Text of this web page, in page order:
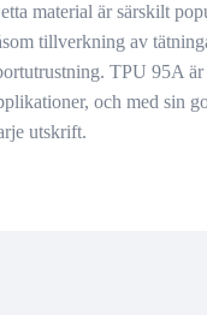
material är särskilt
tillverkning av
TPU 95A
och med sin
utskrift.